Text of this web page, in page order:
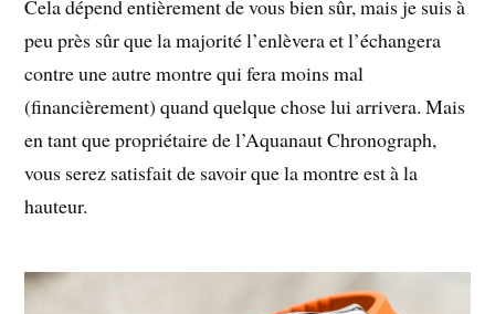
Cela dépend entièrement de vous bien sûr, mais je suis à
peu près sûr que la majorité l’enlèvera et l’échangera
contre une autre montre qui fera moins mal
(financièrement) quand quelque chose lui arrivera. Mais
en tant que propriétaire de l’Aquanaut Chronograph,
vous serez satisfait de savoir que la montre est à la
hauteur.